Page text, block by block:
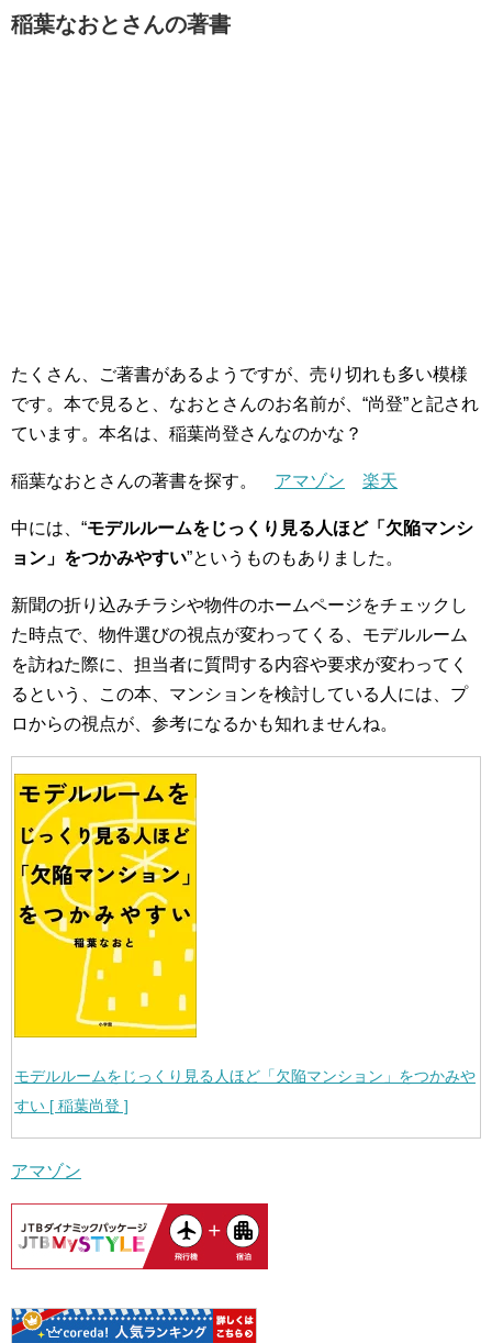
稲葉なおとさんの著書
たくさん、ご著書があるようですが、売り切れも多い模様
です。本で見ると、なおとさんのお名前が、“尚登”と記され
ています。本名は、稲葉尚登さんなのかな？
稲葉なおとさんの著書を探す。 アマゾン 楽天
中には、“モデルルームをじっくり見る人ほど「欠陥マンシ
ョン」をつかみやすい”というものもありました。
新聞の折り込みチラシや物件のホームページをチェックし
た時点で、物件選びの視点が変わってくる、モデルルーム
を訪ねた際に、担当者に質問する内容や要求が変わってく
るという、この本、マンションを検討している人には、プ
ロからの視点が、参考になるかも知れませんね。
モデルルームをじっくり見る人ほど「欠陥マンション」をつかみや
すい [ 稲葉尚登 ]
アマゾン